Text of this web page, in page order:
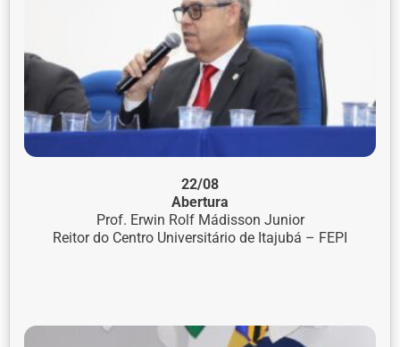
22/08
Abertura
Prof. Erwin Rolf Mádisson Junior
Reitor do Centro Universitário de Itajubá – FEPI